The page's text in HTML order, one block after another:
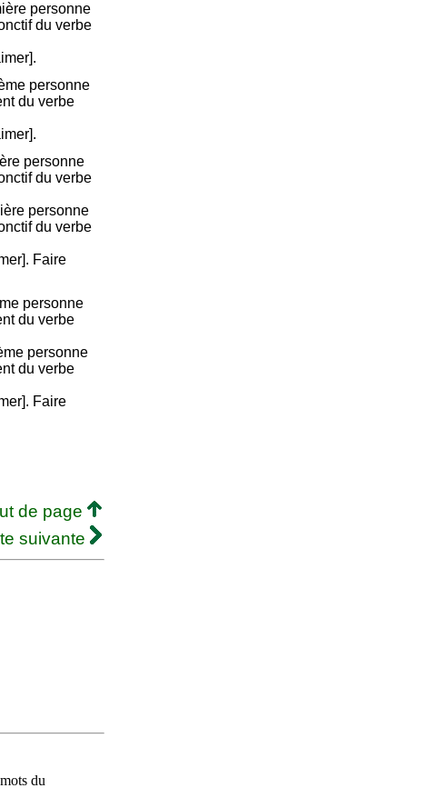
personne
du verbe
personne
du verbe
personne
du verbe
personne
du verbe
Faire
personne
du verbe
personne
du verbe
Faire
de page
suivante
du